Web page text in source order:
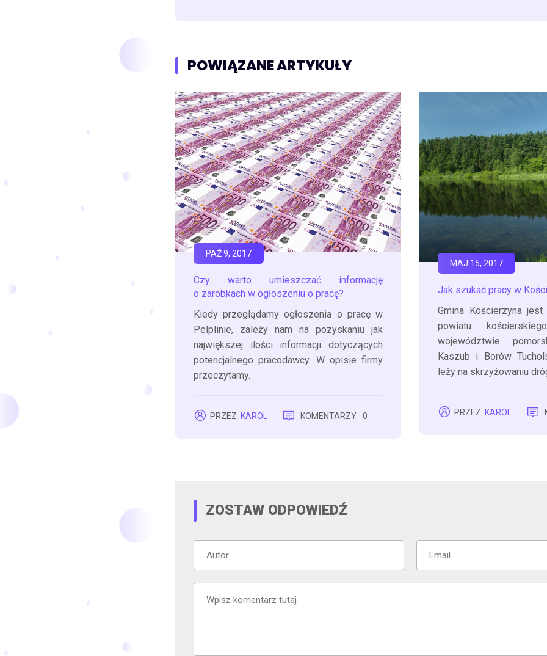
POWIĄZANE ARTYKUŁY
Czy warto umieszczać informację
o zarobkach w ogłoszeniu o pracę?
Kiedy przeglądamy ogłoszenia o pracę w
Pelplinie, zależy nam na pozyskaniu jak
największej ilości informacji dotyczących
potencjalnego pracodawcy. W opisie firmy
przeczytamy.
PAŹ 9, 2017
PRZEZ KAROL KOMENTARZY 0
Jak szukać pracy w
Gmina Kościerzyna
powiatu
województwie
Kaszub i Borów
leży na skrzyżowaniu
MAJ 15, 2017
PRZEZ KAROL
ZOSTAW ODPOWIEDŹ